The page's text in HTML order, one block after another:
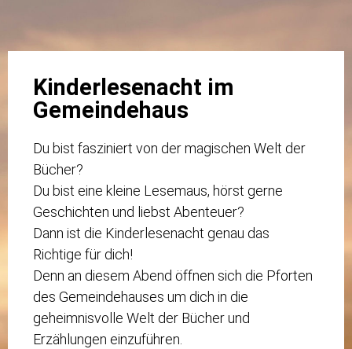
Kinderlesenacht im
Gemeindehaus
Du bist fasziniert von der magischen Welt der
Bücher?
Du bist eine kleine Lesemaus, hörst gerne
Geschichten und liebst Abenteuer?
Dann ist die Kinderlesenacht genau das
Richtige für dich!
Denn an diesem Abend öffnen sich die Pforten
des Gemeindehauses um dich in die
geheimnisvolle Welt der Bücher und
Erzählungen einzuführen.